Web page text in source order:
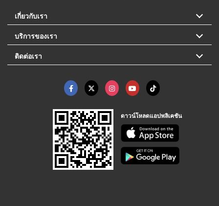
เกี่ยวกับเรา
บริการของเรา
ติดต่อเรา
ดาวน์โหลดแอปพลิเคชัน